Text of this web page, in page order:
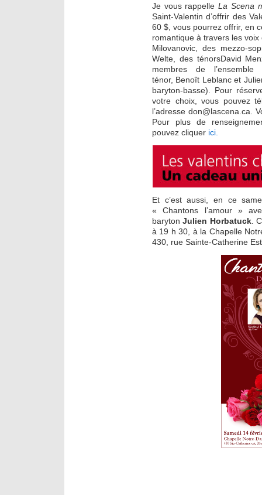
Je vous rappelleLa Scena
Saint-Valentin d’offrir des
60 $, vous pourrez offrir, en
romantique à travers les
Milovanovic, des mezzo-
Welte, des ténorsDavid
membres de
ténor, Benoît Leblanc et
baryton-basse). Pour
votre choix, vous pouvez
l’adresse don@lascena.ca.
Pour plus de
pouvez cliquer ici.
Et c’est aussi, en ce
« Chantons l’amour »
barytonJulien Horbatuck.
à 19 h 30, à la Chapelle
430, rue Sainte-Catherine